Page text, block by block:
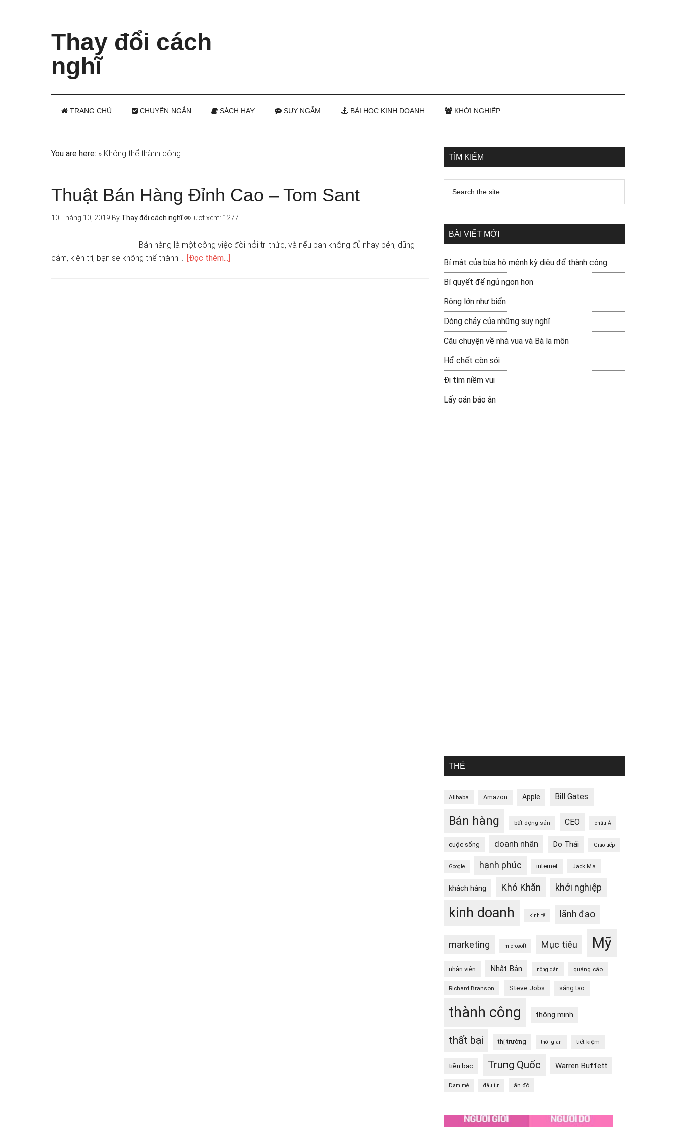
Thay đổi cách
nghĩ
TRANG CHỦ CHUYỆN NGẮN SÁCH HAY SUY NGẪM BÀI HỌC KINH DOANH KHỞI NGHIỆP
You are here: » Không thể thành công
Thuật Bán Hàng Đỉnh Cao – Tom Sant
10 Tháng 10, 2019 By Thay đổi cách nghĩ lượt xem: 1277
Bán hàng là một công việc đòi hỏi tri thức, và nếu bạn không đủ nhạy bén, dũng
cảm, kiên trì, bạn sẽ không thể thành … [Đọc thêm...]
TÌM KIẾM
BÀI VIẾT MỚI
Bí mật của bùa hộ mệnh kỳ diệu để thành công
Bí quyết để ngủ ngon hơn
Rộng lớn như biển
Dòng chảy của những suy nghĩ
Câu chuyện về nhà vua và Bà la môn
Hổ chết còn sói
Đi tìm niềm vui
Lấy oán báo ân
THẺ
Alibaba Amazon Apple Bill Gates
Bán hàng bất động sản CEO châu Á
cuộc sống doanh nhân Do Thái Giao tiếp
Google hạnh phúc internet Jack Ma
khách hàng Khó Khăn khởi nghiệp
kinh doanh kinh tế lãnh đạo
marketing microsoft Mục tiêu Mỹ
nhân viên Nhật Bản nông dân quảng cáo
Richard Branson Steve Jobs sáng tạo
thành công thông minh
thất bại thị trường thời gian tiết kiệm
tiền bạc Trung Quốc Warren Buffett
Đam mê đầu tư ấn độ